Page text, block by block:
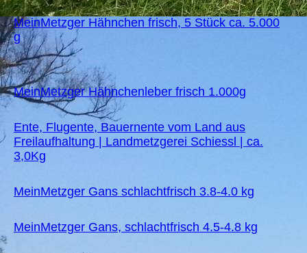
MeinMetzger Hähnchen frisch, 5 Stück ca. 5.000
g
MeinMetzger Hähnchenleber frisch 1.000g
Ente, Flugente, Bauernente vom Land aus
Freilaufhaltung | Landmetzgerei Schiessl | ca.
3,0Kg
MeinMetzger Gans schlachtfrisch 3.8-4.0 kg
MeinMetzger Gans, schlachtfrisch 4.5-4.8 kg